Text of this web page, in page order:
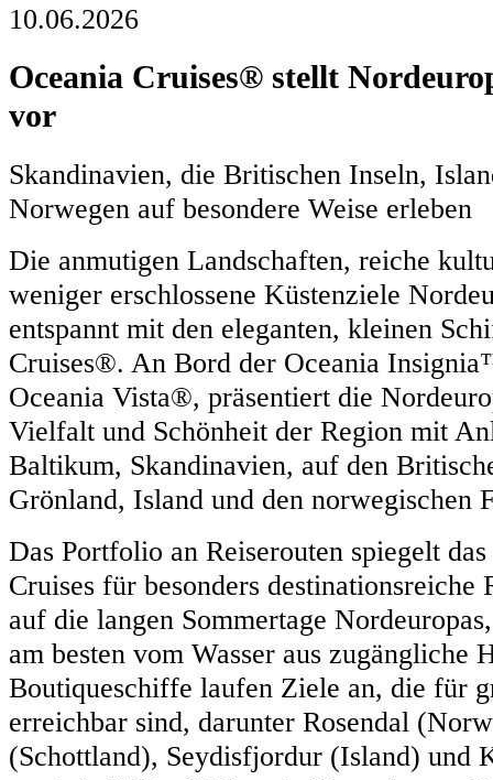
10.06.2026
Oceania Cruises® stellt
vor
Skandinavien, die Britischen Inseln,
Norwegen auf besondere Weise erleben
Die anmutigen Landschaften, reiche
weniger erschlossene Küstenziele
entspannt mit den eleganten, kleinen
Cruises®. An Bord der Oceania
Oceania Vista®, präsentiert die
Vielfalt und Schönheit der Region mit
Baltikum, Skandinavien, auf den
Grönland, Island und den norwegischen
Das Portfolio an Reiserouten spiegelt
Cruises für besonders
auf die langen Sommertage
am besten vom Wasser aus zugängliche
Boutiqueschiffe laufen Ziele an, die für
erreichbar sind, darunter Rosendal
(Schottland), Seydisfjordur (Island) und